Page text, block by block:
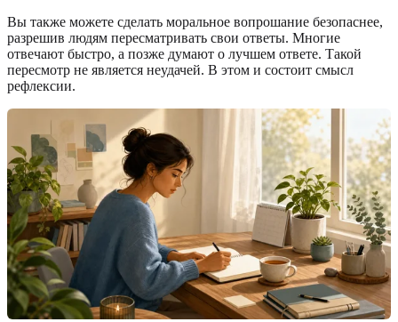
Вы также можете сделать моральное вопрошание безопаснее,
разрешив людям пересматривать свои ответы. Многие
отвечают быстро, а позже думают о лучшем ответе. Такой
пересмотр не является неудачей. В этом и состоит смысл
рефлексии.